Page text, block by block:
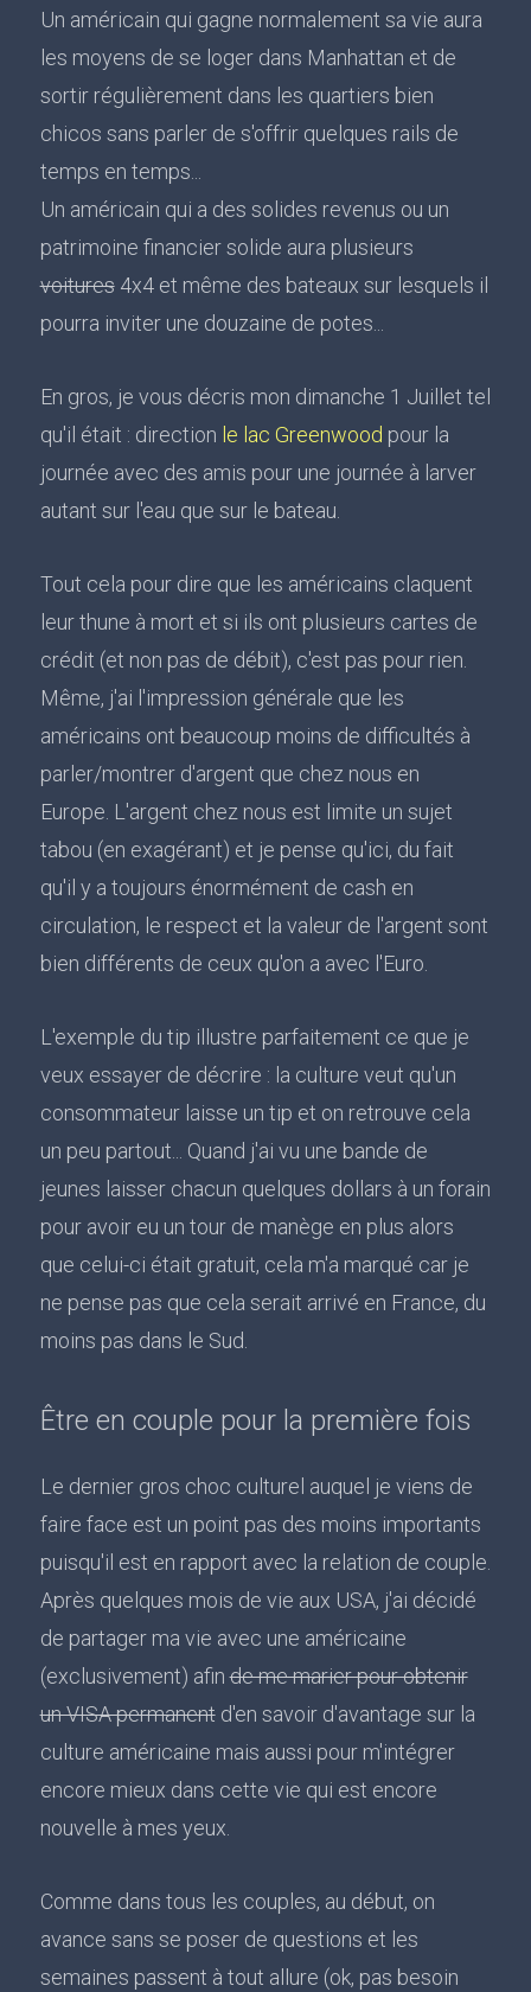
Un américain qui gagne normalement sa vie aura
les moyens de se loger dans Manhattan et de
sortir régulièrement dans les quartiers bien
chicos sans parler de s'offrir quelques rails de
temps en temps...
Un américain qui a des solides revenus ou un
patrimoine financier solide aura plusieurs
voitures4x4 et même des bateaux sur lesquels il
pourra inviter une douzaine de potes...
En gros, je vous décris mon dimanche 1 Juillet tel
qu'il était : direction le lac Greenwood pour la
journée avec des amis pour une journée à larver
autant sur l'eau que sur le bateau.
Tout cela pour dire que les américains claquent
leur thune à mort et si ils ont plusieurs cartes de
crédit (et non pas de débit), c'est pas pour rien.
Même, j'ai l'impression générale que les
américains ont beaucoup moins de difficultés à
parler/montrer d'argent que chez nous en
Europe. L'argent chez nous est limite un sujet
tabou (en exagérant) et je pense qu'ici, du fait
qu'il y a toujours énormément de cash en
circulation, le respect et la valeur de l'argent sont
bien différents de ceux qu'on a avec l'Euro.
L'exemple du tip illustre parfaitement ce que je
veux essayer de décrire : la culture veut qu'un
consommateur laisse un tip et on retrouve cela
un peu partout... Quand j'ai vu une bande de
jeunes laisser chacun quelques dollars à un forain
pour avoir eu un tour de manège en plus alors
que celui-ci était gratuit, cela m'a marqué car je
ne pense pas que cela serait arrivé en France, du
moins pas dans le Sud.
Être en couple pour la première fois
Le dernier gros choc culturel auquel je viens de
faire face est un point pas des moins importants
puisqu'il est en rapport avec la relation de couple.
Après quelques mois de vie aux USA, j'ai décidé
de partager ma vie avec une américaine
(exclusivement) afinde me marier pour obtenir
un VISA permanentd'en savoir d'avantage sur la
culture américaine mais aussi pour m'intégrer
encore mieux dans cette vie qui est encore
nouvelle à mes yeux.
Comme dans tous les couples, au début, on
avance sans se poser de questions et les
semaines passent à tout allure (ok, pas besoin